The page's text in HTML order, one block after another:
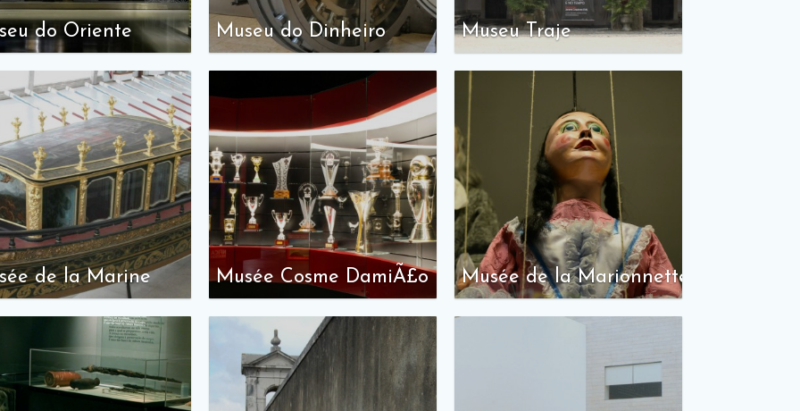
do Oriente Museu do Dinheiro Museu Traje
de la Marine Musée Cosme DamiÃ£o Musée de la Marionnette